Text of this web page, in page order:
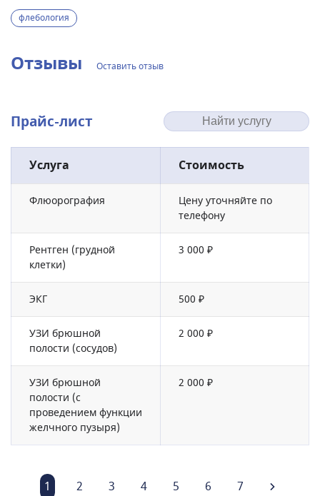
флебология
Отзывы Оставить отзыв
Прайс-лист
Услуга Стоимость
Флюорография
Цену уточняйте по
телефону
Рентген (грудной
клетки)
3 000 ₽
ЭКГ 500 ₽
УЗИ брюшной
полости (сосудов)
2 000 ₽
УЗИ брюшной
полости (с
проведением функции
желчного пузыря)
2 000 ₽
1 2 3 4 5 6 7